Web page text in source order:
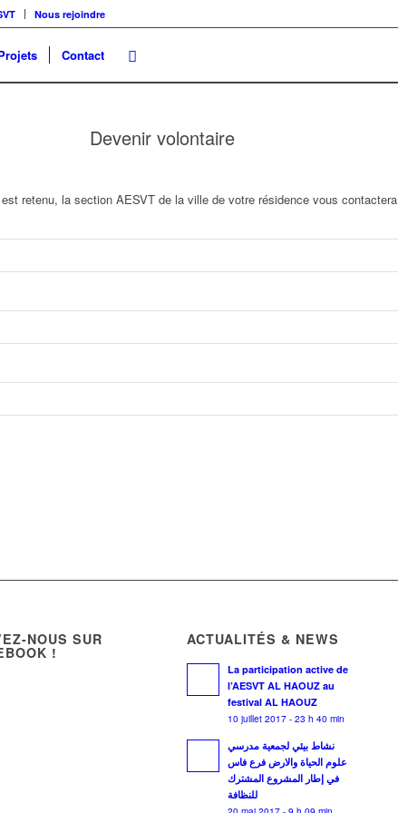
Nous rejoindre
Contact
Devenir volontaire
retenu, la section AESVT de la ville de votre résidence vous contactera
NOUS SUR
!
ACTUALITÉS & NEWS
La participation active de
l’AESVT AL HAOUZ au
festival AL HAOUZ
10 juillet 2017 - 23 h 40 min
نشاط بيئي لجمعية مدرسي
علوم الحياة والارض فرع فاس
في إطار المشروع المشترك
للنظافة